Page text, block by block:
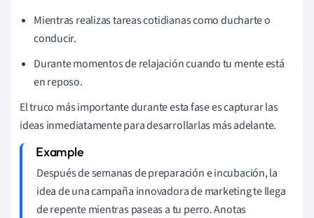
Mientras realizas tareas cotidianas como ducharte o
conducir.
Durante momentos de relajación cuando tu mente está
en reposo.
El truco más importante durante esta fase es capturar las
ideas inmediatamente para desarrollarlas más adelante.
Después de semanas de preparación e incubación, la
idea de una campaña innovadora de marketing te llega
de repente mientras paseas a tu perro. Anotas